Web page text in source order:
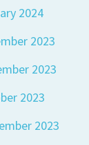
2024
2023
2023
2023
2023